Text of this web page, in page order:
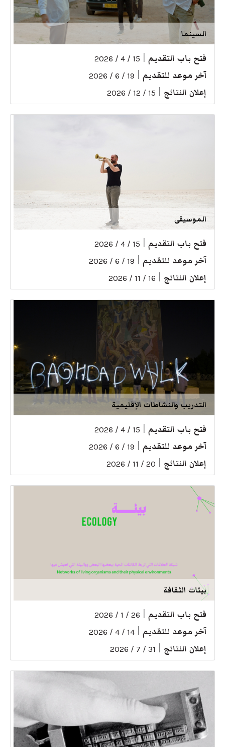
السينما
فتح باب التقديم 15 / 4 / 2026
آخر موعد للتقديم 19 / 6 / 2026
إعلان النتائج 15 / 12 / 2026
الموسيقى
فتح باب التقديم 15 / 4 / 2026
آخر موعد للتقديم 19 / 6 / 2026
إعلان النتائج 16 / 11 / 2026
التدريب والنشاطات الإقليمية
فتح باب التقديم 15 / 4 / 2026
آخر موعد للتقديم 19 / 6 / 2026
إعلان النتائج 20 / 11 / 2026
بيئات الثقافة
فتح باب التقديم 26 / 1 / 2026
آخر موعد للتقديم 14 / 4 / 2026
إعلان النتائج 31 / 7 / 2026